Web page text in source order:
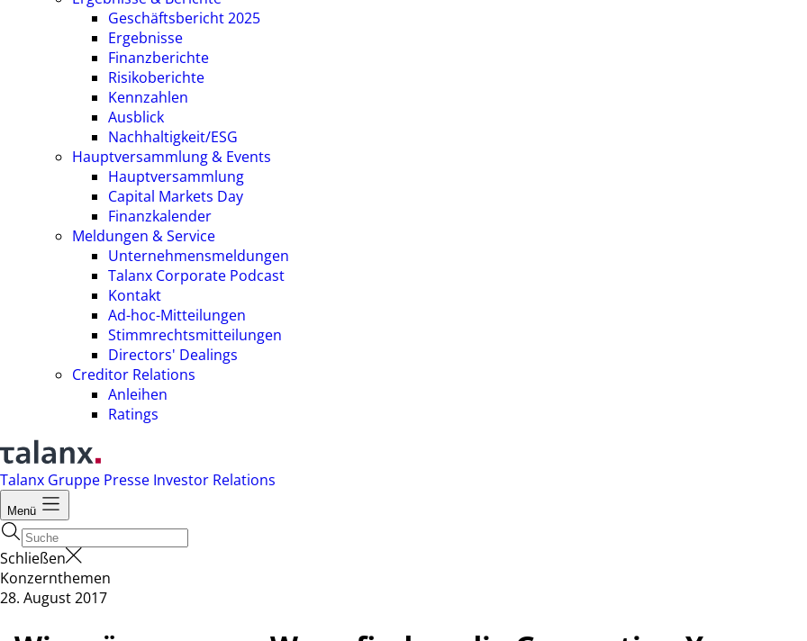
Geschäftsbericht 2025
Ergebnisse
Finanzberichte
Risikoberichte
Kennzahlen
Ausblick
Nachhaltigkeit/ESG
Hauptversammlung & Events
Hauptversammlung
Capital Markets Day
Finanzkalender
Meldungen & Service
Unternehmensmeldungen
Talanx Corporate Podcast
Kontakt
Ad-hoc-Mitteilungen
Stimmrechtsmitteilungen
Directors' Dealings
Creditor Relations
Anleihen
Ratings
Talanx Gruppe Presse Investor Relations
Menü
Schließen
Konzernthemen
28. August 2017